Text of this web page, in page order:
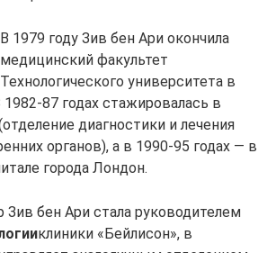
В 1979 году Зив бен Ари окончила
медицинский факультет
Технологического университета в
87 годах стажировалась в
диагностики и лечения
органов), а в 1990-95 годах — в
города Лондон.
Зив бен Ари стала руководителем
клиники «Бейлисон», в